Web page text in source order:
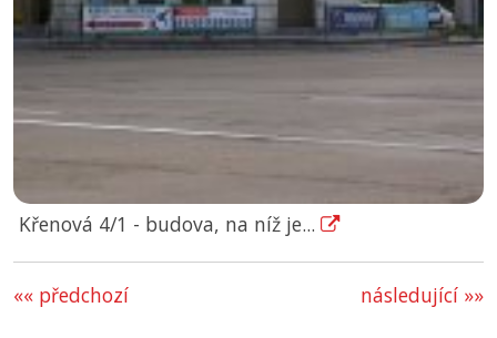
Křenová 4/1 - budova, na níž je...
«« předchozí následující »»